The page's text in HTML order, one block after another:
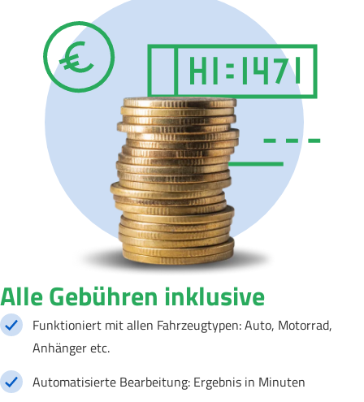
Alle Gebühren inklusive
Funktioniert mit allen Fahrzeugtypen: Auto, Motorrad,
Anhänger etc.
Automatisierte Bearbeitung: Ergebnis in Minuten